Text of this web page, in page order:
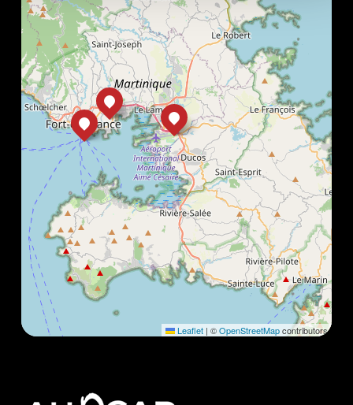
Leaflet | ©OpenStreetMapcontributors